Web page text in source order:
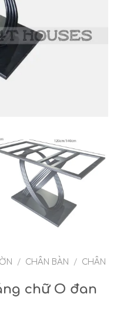
/ CHÂN BÀN / CHÂN
chữ O đan